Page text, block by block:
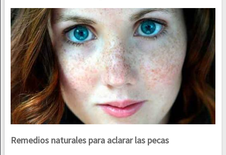
Remedios naturales para aclarar las pecas